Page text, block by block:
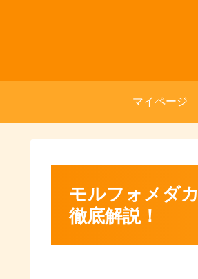
マイページ
モルフォメダ
徹底解説！